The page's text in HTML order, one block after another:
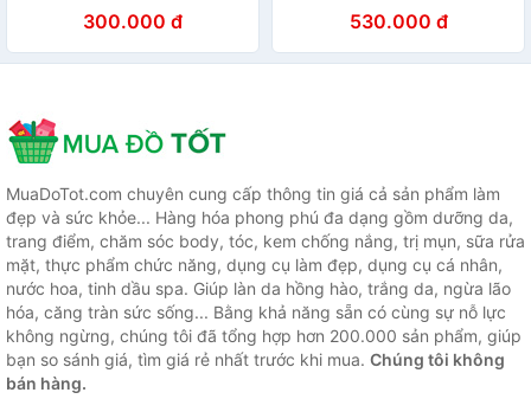
Camellia Deep Cleansing Oil
100ml
300.000 đ
Nhẹ Cho Da Nhạy Cảm 13
530.000 đ
MuaDoTot.com chuyên cung cấp thông tin giá cả sản phẩm làm
đẹp và sức khỏe... Hàng hóa phong phú đa dạng gồm dưỡng da,
trang điểm, chăm sóc body, tóc, kem chống nắng, trị mụn, sữa rửa
mặt, thực phẩm chức năng, dụng cụ làm đẹp, dụng cụ cá nhân,
nước hoa, tinh dầu spa. Giúp làn da hồng hào, trắng da, ngừa lão
hóa, căng tràn sức sống... Bằng khả năng sẵn có cùng sự nỗ lực
không ngừng, chúng tôi đã tổng hợp hơn 200.000 sản phẩm, giúp
bạn so sánh giá, tìm giá rẻ nhất trước khi mua. Chúng tôi không
bán hàng.